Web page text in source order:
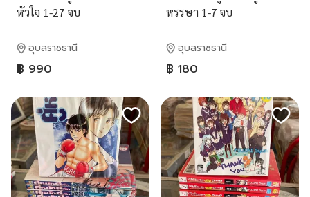
หัวใจ 1-27 จบ
อุบลราชธานี
฿ 990
หรรษา 1-7 จบ
อุบลราชธานี
฿ 180